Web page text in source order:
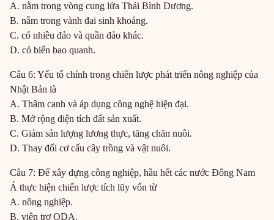
A. nằm trong vòng cung lửa Thái Bình Dương.
B. nằm trong vành đai sinh khoáng.
C. có nhiều đảo và quần đảo khác.
D. có biển bao quanh.
Câu 6: Yếu tố chính trong chiến lược phát triển nông nghiệp của
Nhật Bản là
A. Thâm canh và áp dụng công nghệ hiện đại.
B. Mở rộng diện tích đất sản xuất.
C. Giảm sản lượng lương thực, tăng chăn nuôi.
D. Thay đổi cơ cấu cây trồng và vật nuôi.
Câu 7: Để xây dựng công nghiệp, hầu hết các nước Đông Nam
Á thực hiện chiến lược tích lũy vốn từ
A. nông nghiệp.
B. viện trợ ODA.